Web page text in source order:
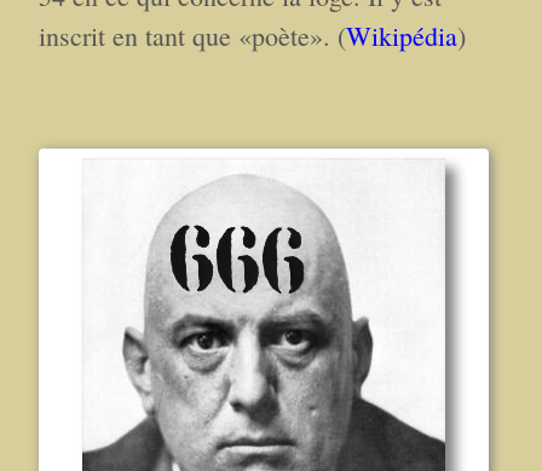
inscrit en tant que «poète». (Wikipédia)